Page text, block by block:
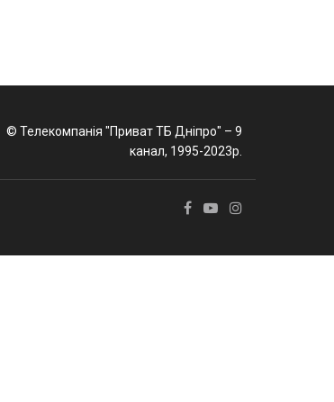
© Телекомпанія "Приват ТБ Дніпро" – 9
канал, 1995-2023р.